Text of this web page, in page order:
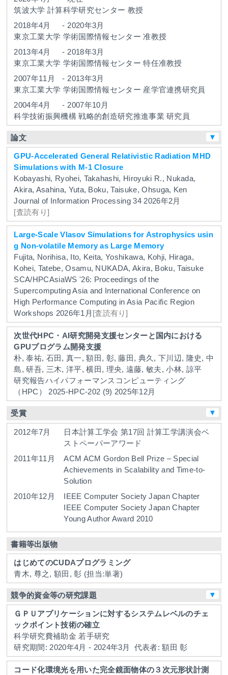
筑波大学計算科学研究センター 教授
2018年4月
- 2020年3月
東京工業大学 学術国際情報センター准教授
2013年4月
- 2018年3月
東京工業大学 学術国際情報センター特任准教授
2007年11月
- 2013年3月
東京工業大学 学術国際情報センター 産学官連携研究員
2004年4月
- 2007年10月
科学技術振興機構戦略的創造研究推進事業研究員
論文 ▼
GPU-Accelerated General Relativistic Radiation MHD
Simulations with M-1 Closure
Kobayashi, Ryohei, Takahashi, Hiroyuki R., Nukada,
Akira, Asahina, Yuta, Boku, Taisuke, Ohsuga, Ken
Journal of Information Processing34 2026年2月
[査読有り]
Large-Scale Vlasov Simulations for Astrophysics usin
g Non-volatile Memory as Large Memory
Fujita, Norihisa, Ito, Keita, Yoshikawa, Kohji, Hiraga,
Kohei, Tatebe, Osamu, NUKADA, Akira, Boku, Taisuke
SCA/HPCAsiaWS '26: Proceedings of the
Supercomputing Asia and International Conference on
High Performance Computing in Asia Pacific Region
Workshops 2026年1月 [査読有り]
次世代HPC・AI研究開発支援センターと国内における
GPUプログラム開発支援
朴, 泰祐, 石田, 真一, 額田, 彰, 藤田, 典久, 下川辺, 隆史, 中
島, 研吾, 三木, 洋平, 横田, 理央, 遠藤, 敏夫, 小林, 諒平
研究報告ハイパフォーマンスコンピューティング
（HPC） 2025-HPC-202 (9) 2025年12月
受賞 ▼
2012年7月 日本計算工学会 第17回 計算工学講演会ベ
ストペーパーアワード
2011年11月
ACM ACM Gordon Bell Prize – Special
Achievements in Scalability and Time-to-
Solution
2010年12月
IEEE Computer Society Japan Chapter
IEEE Computer Society Japan Chapter
Young Author Award 2010
書籍等出版物
はじめてのCUDAプログラミング
青木, 尊之, 額田, 彰 (担当:単著)
競争的資金等の研究課題 ▼
ＧＰＵアプリケーションに対するシステムレベルのチェ
ックポイント技術の確立
科学研究費補助金 若手研究
研究期間: 2020年4月 - 2024年3月
代表者: 額田 彰
コード化環境光を用いた完全鏡面物体の３次元形状計測